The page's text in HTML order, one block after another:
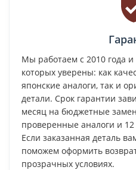
Мы работаем с 2010 года
которых уверены: как
японские аналоги, так и
детали. Срок гарантии
месяц на бюджетные
проверенные аналоги и
Если заказанная деталь
поможем оформить
прозрачных условиях.